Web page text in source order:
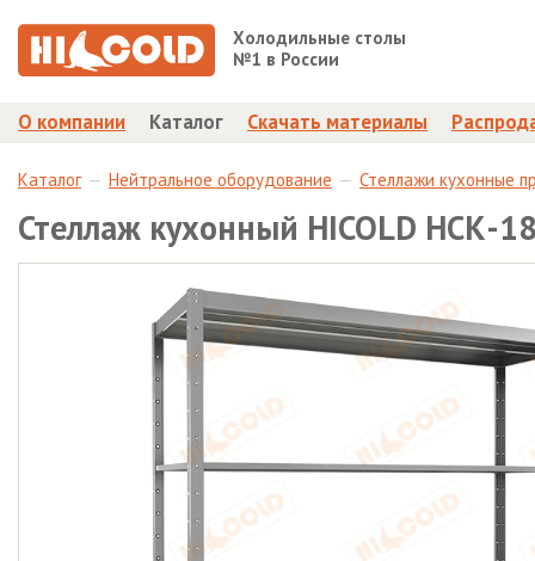
Холодильные столы
№1 в России
О компании Каталог Скачать материалы
Каталог Нейтральное оборудование Стеллажи кухонные
Стеллаж кухонный HICOLD НСК-